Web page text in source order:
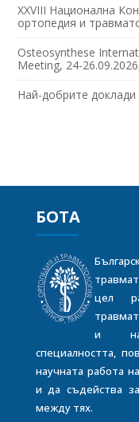
XXVIII Национална
ортопедия и
Osteosynthese
Meeting, 24-
Най-добрите
БОТА
цел
и
специалността,
научната работа
и да съдейства
между тях.